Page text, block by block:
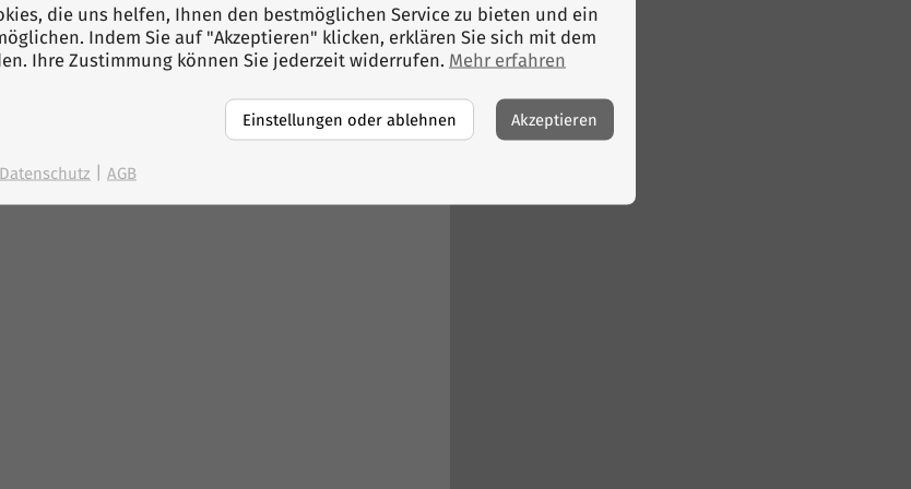
die uns helfen, Ihnen den bestmöglichen Service zu bieten und ein
Indem Sie auf "Akzeptieren" klicken, erklären Sie sich mit dem
Ihre Zustimmung können Sie jederzeit widerrufen. Mehr erfahren
Einstellungen oder ablehnen Akzeptieren
AGB